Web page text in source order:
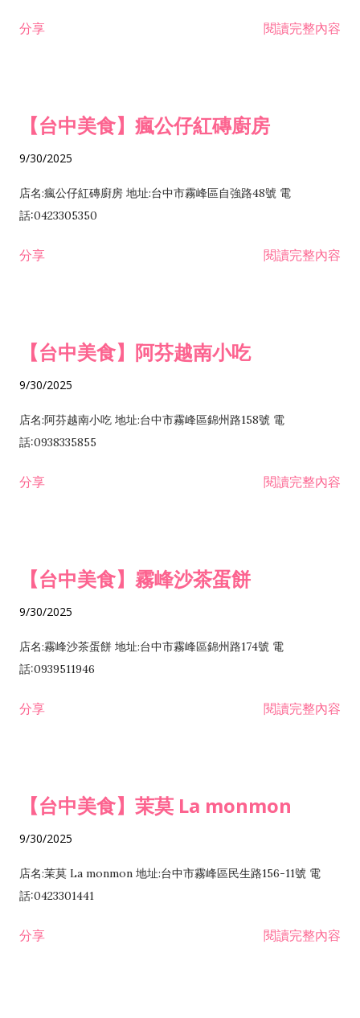
分享 閱讀完整內容
【台中美食】瘋公仔紅磚廚房
9/30/2025
店名:瘋公仔紅磚廚房 地址:台中市霧峰區自強路48號 電
話:0423305350
分享 閱讀完整內容
【台中美食】阿芬越南小吃
9/30/2025
店名:阿芬越南小吃 地址:台中市霧峰區錦州路158號 電
話:0938335855
分享 閱讀完整內容
【台中美食】霧峰沙茶蛋餅
9/30/2025
店名:霧峰沙茶蛋餅 地址:台中市霧峰區錦州路174號 電
話:0939511946
分享 閱讀完整內容
【台中美食】茉莫 La monmon
9/30/2025
店名:茉莫 La monmon 地址:台中市霧峰區民生路156-11號 電
話:0423301441
分享 閱讀完整內容